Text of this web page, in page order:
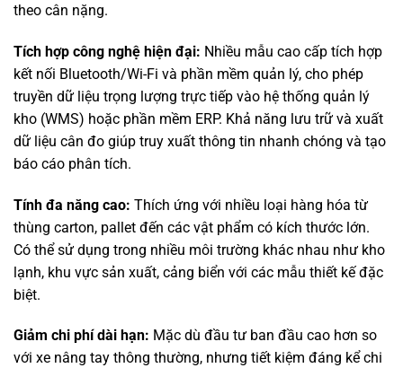
theo cân nặng.
Tích hợp công nghệ hiện đại: Nhiều mẫu cao cấp tích hợp
kết nối Bluetooth/Wi-Fi và phần mềm quản lý, cho phép
truyền dữ liệu trọng lượng trực tiếp vào hệ thống quản lý
kho (WMS) hoặc phần mềm ERP. Khả năng lưu trữ và xuất
dữ liệu cân đo giúp truy xuất thông tin nhanh chóng và tạo
báo cáo phân tích.
Tính đa năng cao: Thích ứng với nhiều loại hàng hóa từ
thùng carton, pallet đến các vật phẩm có kích thước lớn.
Có thể sử dụng trong nhiều môi trường khác nhau như kho
lạnh, khu vực sản xuất, cảng biển với các mẫu thiết kế đặc
biệt.
Giảm chi phí dài hạn: Mặc dù đầu tư ban đầu cao hơn so
với xe nâng tay thông thường, nhưng tiết kiệm đáng kể chi